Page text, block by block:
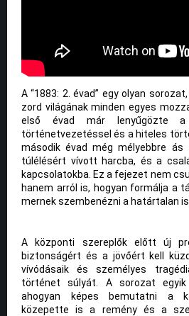
A “1883: 2. évad” egy olyan
zord világának minden egyes
első évad már lenyűgözte
történetvezetéssel és a hiteles
második évad még mélyebbre ás
túlélésért vívott harcba, és a
kapcsolatokba. Ez a fejezet nem
hanem arról is, hogyan formálja a
mernek szembenézni a határtalan
A központi szereplők előtt új
biztonságért és a jövőért kell
vívódásaik és személyes
történet súlyát. A sorozat egyik
ahogyan képes bemutatni a
közepette is a remény és a